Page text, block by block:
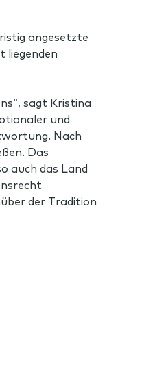
angesetzte
liegenden
sagt Kristina
und
Nach
Das
auch das Land
der Tradition